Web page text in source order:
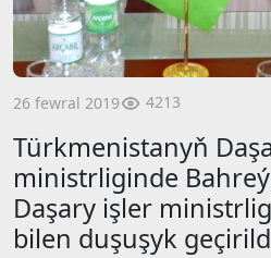
26 fewral 2019 4213
Türkmenistanyň
ministrliginde
Daşary işler
bilen duşuşyk